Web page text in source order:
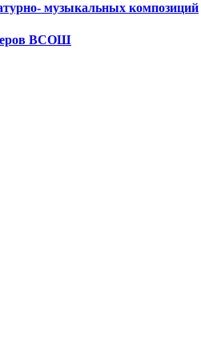
музыкальных композиций
ВСОШ